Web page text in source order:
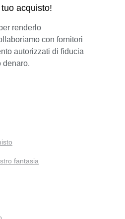
acquisto!
renderlo
con fornitori
autorizzati di fiducia
denaro.
fantasia